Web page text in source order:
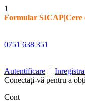
1
Formular SICAP|Cere
0751 638 351
Autentificare |
Conectați-vă pentru a
Cont